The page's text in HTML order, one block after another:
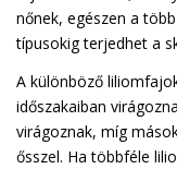
nőnek, egészen a
típusokig terjedhet a
A különböző
időszakaiban
virágoznak, míg
ősszel. Ha többféle